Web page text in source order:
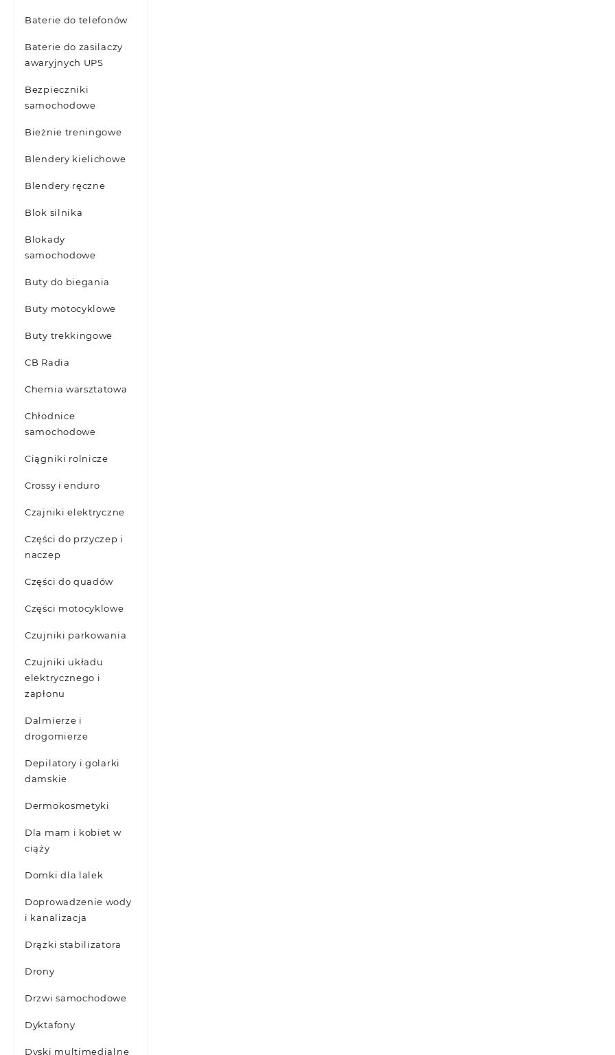
Baterie do telefonów
Baterie do zasilaczy
awaryjnych UPS
Bezpieczniki
samochodowe
Bieżnie treningowe
Blendery kielichowe
Blendery ręczne
Blok silnika
Blokady
samochodowe
Buty do biegania
Buty motocyklowe
Buty trekkingowe
CB Radia
Chemia warsztatowa
Chłodnice
samochodowe
Ciągniki rolnicze
Crossy i enduro
Czajniki elektryczne
Części do przyczep i
naczep
Części do quadów
Części motocyklowe
Czujniki parkowania
Czujniki układu
elektrycznego i
zapłonu
Dalmierze i
drogomierze
Depilatory i golarki
damskie
Dermokosmetyki
Dla mam i kobiet w
ciąży
Domki dla lalek
Doprowadzenie wody
i kanalizacja
Drążki stabilizatora
Drony
Drzwi samochodowe
Dyktafony
Dyski multimedialne